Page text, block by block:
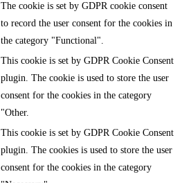
The cookie is set by GDPR cookie consent
to record the user consent for the cookies in
the category "Functional".
This cookie is set by GDPR Cookie Consent
plugin. The cookie is used to store the user
consent for the cookies in the category
"Other.
This cookie is set by GDPR Cookie Consent
plugin. The cookies is used to store the user
consent for the cookies in the category